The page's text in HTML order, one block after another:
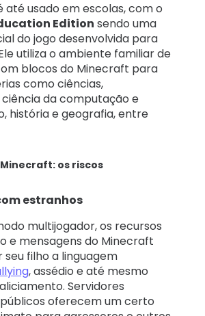
até usado em escolas, com o
Edition sendo uma
do jogo desenvolvida para
utiliza o ambiente familiar de
blocos do Minecraft para
como ciências,
da computação e
história e geografia, entre
Minecraft: os riscos
estranhos
multijogador, os recursos
e mensagens do Minecraft
filho a linguagem
, assédio e até mesmo
Servidores
oferecem um certo